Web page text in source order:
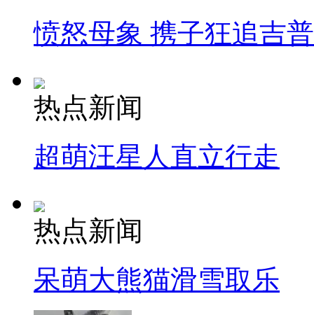
愤怒母象 携子狂追吉
热点新闻
超萌汪星人直立行走
热点新闻
呆萌大熊猫滑雪取乐